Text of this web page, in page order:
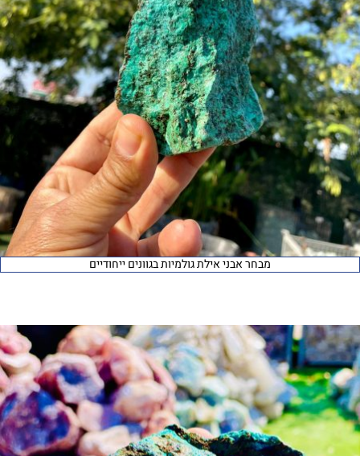
מבחר אבני אילת גולמיות בגוונים ייחודיים